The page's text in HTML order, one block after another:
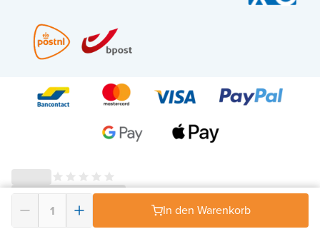
In den Warenkorb
© 2026 - X²O Badezimmer – USt-IdNr: BE0627.861.895-AGB Widerrufsrecht